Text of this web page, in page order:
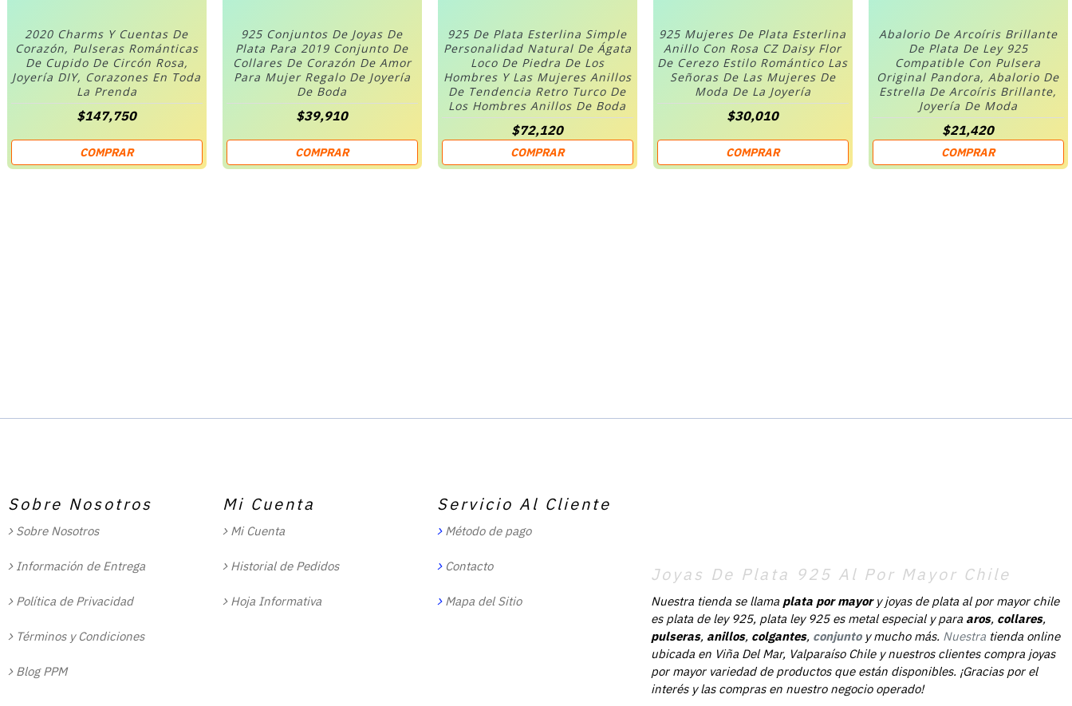
2020 Charms Y Cuentas De
Corazón, Pulseras Románticas
De Cupido De Circón Rosa,
Joyería DIY, Corazones En Toda
La Prenda
$147,750
COMPRAR
925 Conjuntos De Joyas De
Plata Para 2019 Conjunto De
Collares De Corazón De Amor
Para Mujer Regalo De Joyería
De Boda
$39,910
COMPRAR
925 De Plata Esterlina Simple
Personalidad Natural De Ágata
Loco De Piedra De Los
Hombres Y Las Mujeres Anillos
De Tendencia Retro Turco De
Los Hombres Anillos De Boda
$72,120
COMPRAR
925 Mujeres De Plata Esterlina
Anillo Con Rosa CZ Daisy Flor
De Cerezo Estilo Romántico Las
Señoras De Las Mujeres De
Moda De La Joyería
$30,010
COMPRAR
Abalorio De Arcoíris Brillante
De Plata De Ley 925
Compatible Con Pulsera
Original Pandora, Abalorio De
Estrella De Arcoíris Brillante,
Joyería De Moda
$21,420
COMPRAR
Sobre Nosotros
Sobre Nosotros
Información de Entrega
Política de Privacidad
Términos y Condiciones
Blog PPM
Mi Cuenta
Mi Cuenta
Historial de Pedidos
Hoja Informativa
Servicio Al Cliente
Método de pago
Contacto
Mapa del Sitio
Joyas De Plata 925 Al Por Mayor Chile
Nuestra tienda se llama plata por mayory joyas de plata al por mayor chile
es plata de ley 925, plata ley 925 es metal especial y para aros, collares,
pulseras, anillos, colgantes, conjunto y mucho más. Nuestra tienda online
ubicada en Viña Del Mar, Valparaíso Chile y nuestros clientes compra joyas
por mayor variedad de productos que están disponibles. ¡Gracias por el
interés y las compras en nuestro negocio operado!